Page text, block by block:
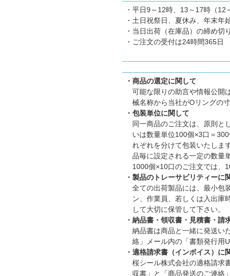
・平日9～12時、13～17時（12
・土日祝祭日、夏休み、年末年
・当日出荷（在庫品）の締め切
・ご注文の受付は24時間365日
・商品の選定に関して
可能な限りの助言や情報公開
械名称から当社がOリングの
・包装単位に関して
同一商品のご注文は、原則と
いは数量単位100個×3口＝
れぞれを分けて包装いたしま
品毎に設定される一定の数量
1000個×10口のご注文では、
・製品のトレーサビリティーに
全ての出荷製品には、最小包
ン、作業員、若しくは入出庫
して大切に保管して下さい。
・納品書・領収書・見積書・請
納品書は商品と一緒に発送い
絡」メール内の「書類発行用
・適格請求書（インボイス）に
桜シール株式会社の適格請求
収書」と「商品発送のご連絡